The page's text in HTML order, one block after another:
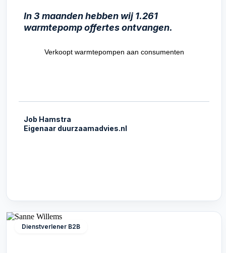
In 3 maanden hebben wij 1.261
warmtepomp offertes ontvangen.
Verkoopt warmtepompen aan consumenten
Job Hamstra
Eigenaar duurzaamadvies.nl
Dienstverlener B2B